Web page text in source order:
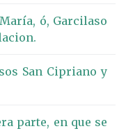
ó, Garcilaso
San Cipriano y
parte, en que se